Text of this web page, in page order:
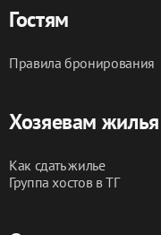
посуточно сутки
сниму квартиру
снять
квартира не отель
командировка без
фотосессий отдых
и нейротехнологий
Гостям
Правила бронирования
Хозяевам жилья
Как сдать жилье
Группа хостов в ТГ